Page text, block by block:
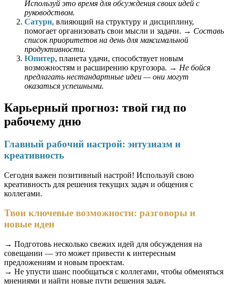
Используй это время для обсуждения своих идей с
руководством.
Сатурн, влияющий на структуру и дисциплину,
помогает организовать свои мысли и задачи. → Составь
список приоритетов на день для максимальной
продуктивности.
Юпитер, планета удачи, способствует новым
возможностям и расширению кругозора. → Не бойся
предлагать нестандартные идеи — они могут
оказаться успешными.
Карьерный прогноз: твой гид по
рабочему дню
Главный рабочий настрой: энтузиазм и
креативность
Сегодня важен позитивный настрой! Используй свою
креативность для решения текущих задач и общения с
коллегами.
Твои ключевые возможности: разговоры и
новые идеи
→ Подготовь несколько свежих идей для обсуждения на
совещании — это может привести к интересным
предложениям и новым проектам.
→ Не упусти шанс пообщаться с коллегами, чтобы обменяться
мнениями и найти новые пути решения задач.